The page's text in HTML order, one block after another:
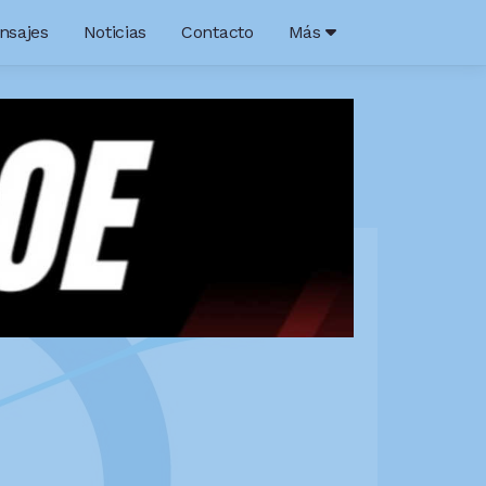
Noticias Contacto Más